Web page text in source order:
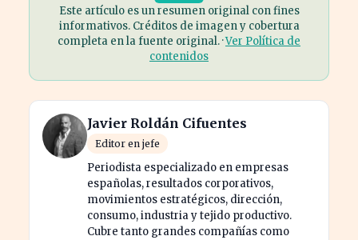
Este artículo es un resumen original con fines
informativos. Créditos de imagen y cobertura
completa en la fuente original. ·Ver Política de
contenidos
Javier Roldán Cifuentes
Editor en jefe
Periodista especializado en empresas
españolas, resultados corporativos,
movimientos estratégicos, dirección,
consumo, industria y tejido productivo.
Cubre tanto grandes compañías como